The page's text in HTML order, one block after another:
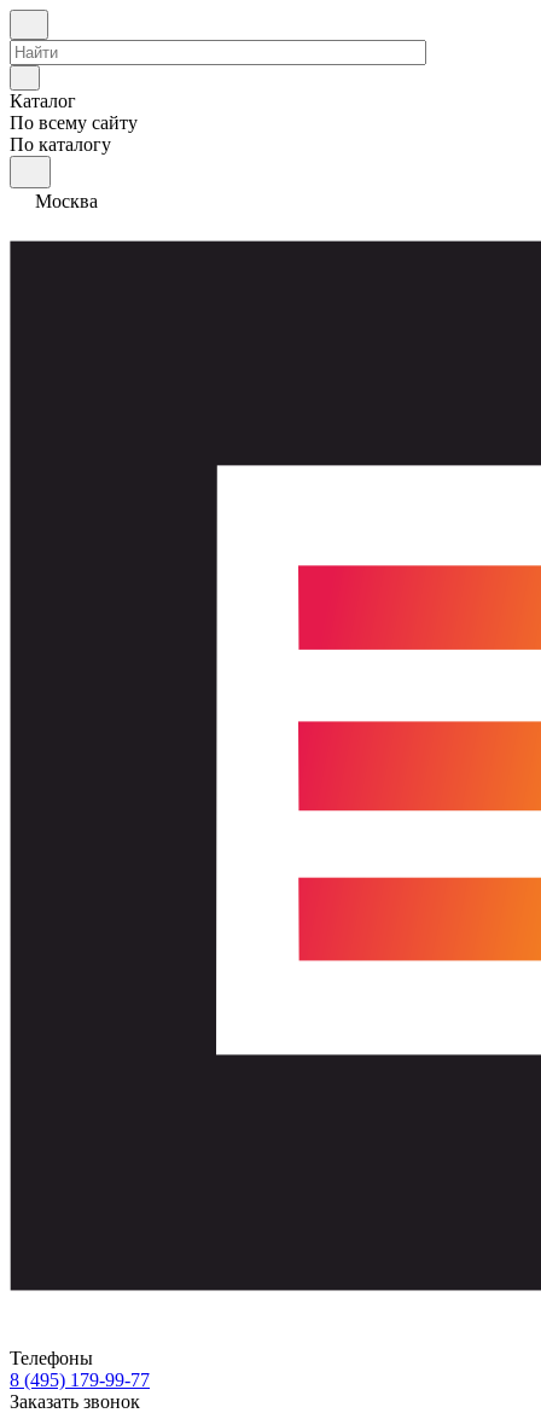
Каталог
По всему сайту
По каталогу
Москва
Телефоны
8 (495) 179-99-77
Заказать звонок